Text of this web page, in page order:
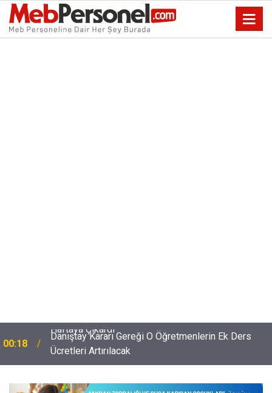
00:18
Danıştay Kararı Gereği O Öğretmenlerin Ek Ders
Ücretleri Artırılacak